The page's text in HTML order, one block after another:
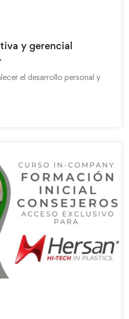
y gerencial
el desarrollo personal y